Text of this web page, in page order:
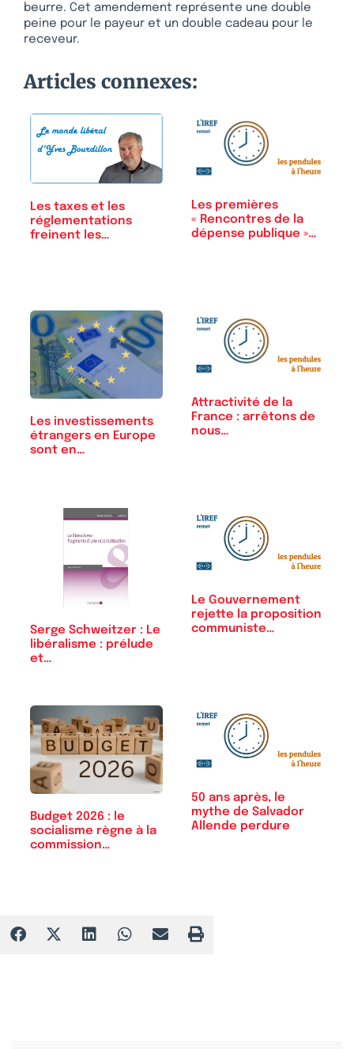
beurre. Cet amendement représente une double
peine pour le payeur et un double cadeau pour le
receveur.
Articles connexes:
Les taxes et les
réglementations
freinent les…
Les premières
« Rencontres de la
dépense publique »…
Les investissements
étrangers en Europe
sont en…
Attractivité de la
France : arrêtons de
nous…
Serge Schweitzer : Le
libéralisme : prélude
et…
Le Gouvernement
rejette la proposition
communiste…
Budget 2026 : le
socialisme règne à la
commission…
50 ans après, le
mythe de Salvador
Allende perdure